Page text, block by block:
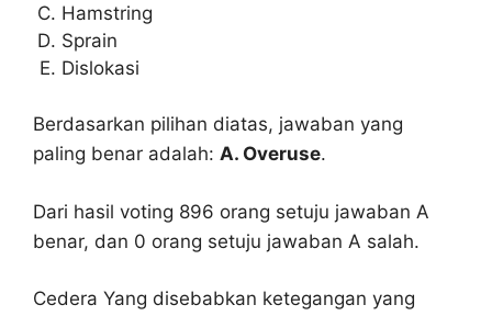
Hamstring
Sprain
Dislokasi
Berdasarkan pilihan diatas, jawaban yang
paling benar adalah: A. Overuse.
Dari hasil voting 896 orang setuju jawaban A
benar, dan 0 orang setuju jawaban A salah.
Cedera Yang disebabkan ketegangan yang